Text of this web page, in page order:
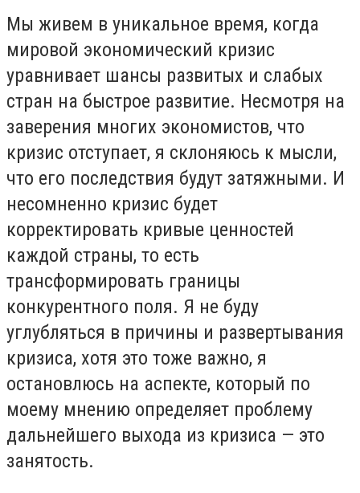
Мы живем в уникальное время, когда
мировой экономический кризис
уравнивает шансы развитых и слабых
стран на быстрое развитие. Несмотря на
заверения многих экономистов, что
кризис отступает, я склоняюсь к мысли,
что его последствия будут затяжными. И
несомненно кризис будет
корректировать кривые ценностей
каждой страны, то есть
трансформировать границы
конкурентного поля. Я не буду
углубляться в причины и развертывания
кризиса, хотя это тоже важно, я
остановлюсь на аспекте, который по
моему мнению определяет проблему
дальнейшего выхода из кризиса — это
занятость.